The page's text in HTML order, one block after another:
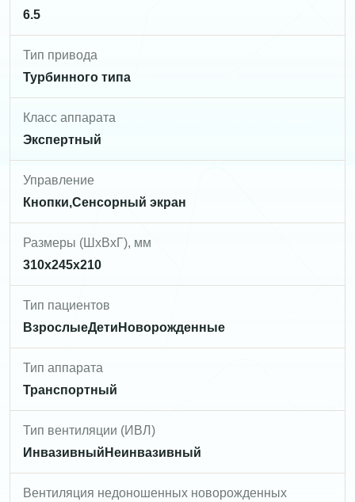
6.5
Тип привода
Турбинного типа
Класс аппарата
Экспертный
Управление
Кнопки,Сенсорный экран
Размеры (ШxВxГ), мм
310х245х210
Тип пациентов
ВзрослыеДетиНоворожденные
Тип аппарата
Транспортный
Тип вентиляции (ИВЛ)
ИнвазивныйНеинвазивный
Вентиляция недоношенных новорожденных